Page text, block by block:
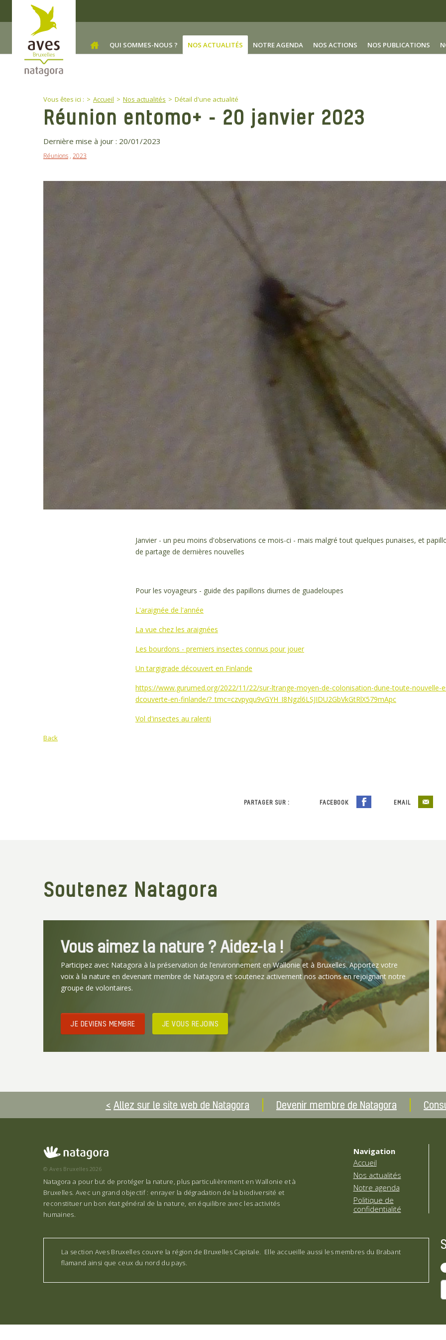
Skip to main content
QUI SOMMES-NOUS ? NOS ACTUALITÉS NOTRE AGENDA NOS ACTIONS NOS PUBLICATIONS
Vous êtes ici : Accueil Nos actualités Détail d'une actualité
Réunion entomo+ - 20 janvier 2023
Dernière mise à jour : 20/01/2023
Réunions , 2023
Janvier - un peu moins d'observations ce mois-ci - mais malgré tout quelques punaises, et
de partage de dernières nouvelles
Pour les voyageurs - guide des papillons diurnes de guadeloupes
L'araignée de l'année
La vue chez les araignées
Les bourdons - premiers insectes connus pour jouer
Un targigrade découvert en Finlande
https://www.gurumed.org/2022/11/22/sur-ltrange-moyen-de-colonisation-dune-toute-nouvelle-
dcouverte-en-finlande/?_tmc=czvpyqu9vGYH_I8Ngzl6LSJIDU2GbVkGtRlX579mApc
Vol d'insectes au ralenti
Back
PARTAGER SUR : FACEBOOK EMAIL
Soutenez Natagora
Vous aimez la nature ? Aidez-la !
Participez avec Natagora à la préservation de l’environnement en Wallonie et à Bruxelles. Apportez votre
voix à la nature en devenant membre de Natagora et soutenez activement nos actions en rejoignant notre
groupe de volontaires.
JE DEVIENS MEMBRE JE VOUS REJOINS
Allez sur le site web de Natagora Devenir membre de Natagora
© Aves Bruxelles 2026
Natagora a pour but de protéger la nature, plus particulièrement en Wallonie et à
Bruxelles. Avec un grand objectif : enrayer la dégradation de la biodiversité et
reconstituer un bon état général de la nature, en équilibre avec les activités
humaines.
Navigation
Accueil
Nos actualités
Notre agenda
Politique de
confidentialité
La section Aves Bruxelles couvre la région de Bruxelles Capitale. Elle accueille aussi les membres du Brabant
flamand ainsi que ceux du nord du pays.